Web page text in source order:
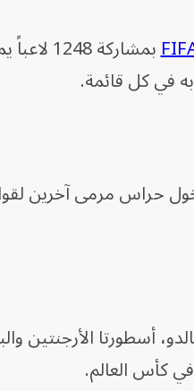
في كل قائمة.
حراس مرمى آخرين
أسطورتا الأرجنتين
كأس العالم.